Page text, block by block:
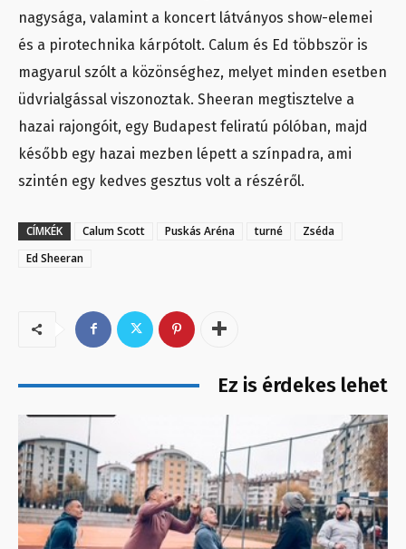
nagysága, valamint a koncert látványos show-elemei
és a pirotechnika kárpótolt. Calum és Ed többször is
magyarul szólt a közönséghez, melyet minden esetben
üdvrialgással viszonoztak. Sheeran megtisztelve a
hazai rajongóit, egy Budapest feliratú pólóban, majd
később egy hazai mezben lépett a színpadra, ami
szintén egy kedves gesztus volt a részéről.
CÍMKÉK Calum Scott Puskás Aréna turné
Zséda
Ed Sheeran
Ez is érdekes lehet